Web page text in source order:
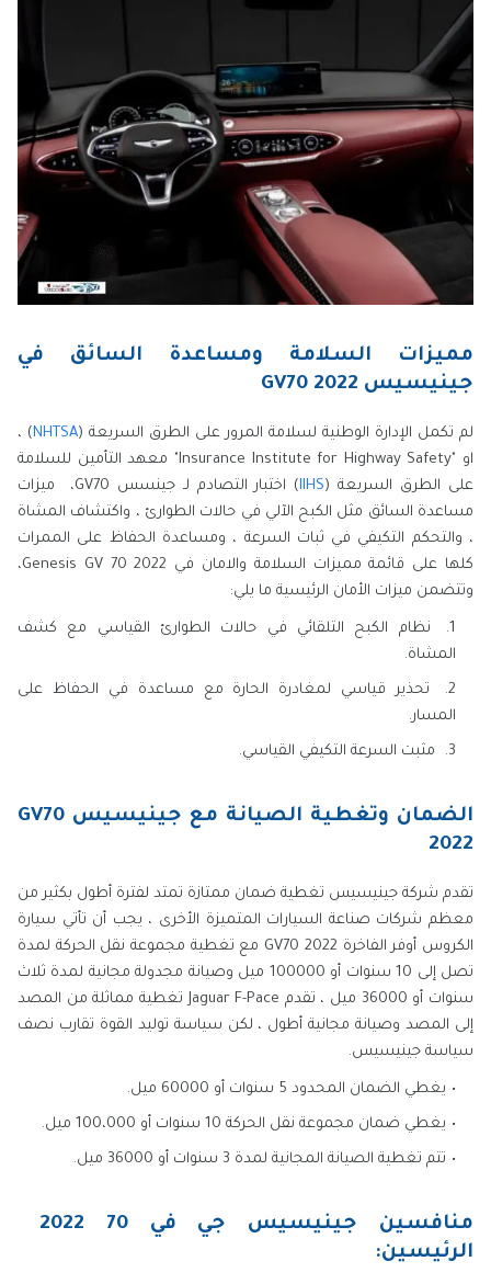
مميزات السلامة ومساعدة السائق في
جينيسيس GV70 2022
لم تكمل الإدارة الوطنية لسلامة المرور على الطرق السريعة (NHTSA) ،
او "Insurance Institute for Highway Safety" معهد التأمين للسلامة
على الطرق السريعة (IIHS
) اختبار التصادم لـ جينسس GV70، ميزات
مساعدة السائق مثل الكبح الآلي في حالات الطوارئ ، واكتشاف المشاة
، والتحكم التكيفي في ثبات السرعة ، ومساعدة الحفاظ على الممرات
كلها على قائمة مميزات السلامة والامان في Genesis GV 70 2022،
وتتضمن ميزات الأمان الرئيسية ما يلي:
نظام الكبح التلقائي في حالات الطوارئ القياسي مع كشف
المشاة.
تحذير قياسي لمغادرة الحارة مع مساعدة في الحفاظ على
المسار.
مثبت السرعة التكيفي القياسي.
الضمان وتغطية الصيانة مع جينيسيس GV70
2022
تقدم شركة جينيسيس تغطية ضمان ممتازة تمتد لفترة أطول بكثير من
معظم شركات صناعة السيارات المتميزة الأخرى ، يجب أن تأتي سيارة
الكروس أوفر الفاخرة GV70 2022 مع تغطية مجموعة نقل الحركة لمدة
تصل إلى 10 سنوات أو 100000 ميل وصيانة مجدولة مجانية لمدة ثلاث
سنوات أو 36000 ميل ، تقدم Jaguar F-Pace تغطية مماثلة من المصد
إلى المصد وصيانة مجانية أطول ، لكن سياسة توليد القوة تقارب نصف
سياسة جينيسيس.
يغطي الضمان المحدود 5 سنوات أو 60000 ميل.
يغطي ضمان مجموعة نقل الحركة 10 سنوات أو 100،000 ميل.
تتم تغطية الصيانة المجانية لمدة 3 سنوات أو 36000 ميل.
الرئيسين: